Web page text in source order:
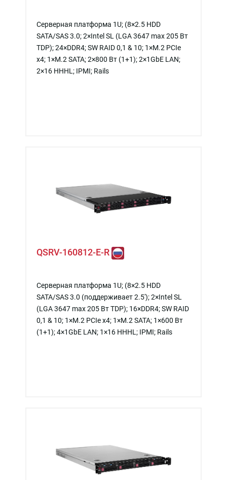
Серверная платформа 1U; (8×2.5 HDD
SATA/SAS 3.0; 2×Intel SL (LGA 3647 max 205 Вт
TDP); 24×DDR4; SW RAID 0,1 & 10; 1×M.2 PCIe
x4; 1×M.2 SATA; 2×800 Вт (1+1); 2×1GbE LAN;
2×16 HHHL; IPMI; Rails
QSRV-160812-E-R
Серверная платформа 1U; (8×2.5 HDD
SATA/SAS 3.0 (поддерживает 2.5'); 2×Intel SL
(LGA 3647 max 205 Вт TDP); 16×DDR4; SW RAID
0,1 & 10; 1×M.2 PCIe x4; 1×M.2 SATA; 1×600 Вт
(1+1); 4×1GbE LAN; 1×16 HHHL; IPMI; Rails